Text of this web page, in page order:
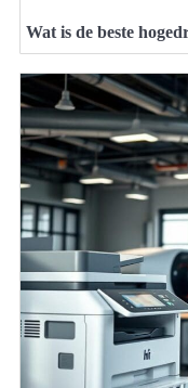
Wat is de beste